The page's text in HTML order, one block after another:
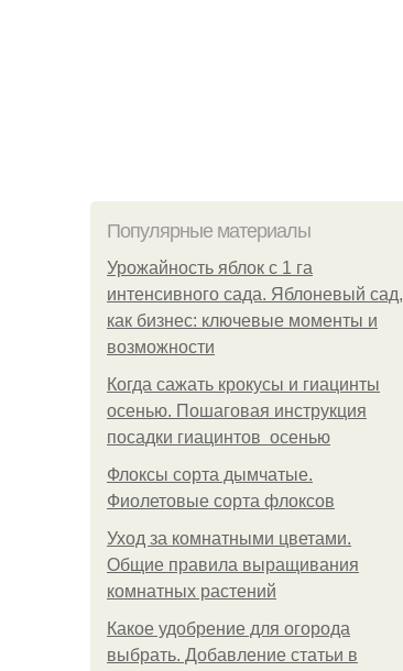
Популярные материалы
Урожайность яблок с 1 га
интенсивного сада. Яблоневый сад,
как бизнес: ключевые моменты и
возможности
Когда сажать крокусы и гиацинты
осенью. Пошаговая инструкция
посадки гиацинтов осенью
Флоксы сорта дымчатые.
Фиолетовые сорта флоксов
Уход за комнатными цветами.
Общие правила выращивания
комнатных растений
Какое удобрение для огорода
выбрать. Добавление статьи в